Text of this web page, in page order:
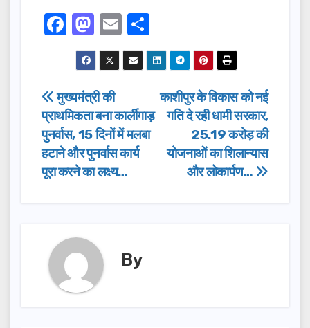
F
a
c
e
b
o
o
k
M
a
st
o
d
o
n
E
m
ail
h
ar
e
Post
navigation
काशीपुर के विकास को नई
गति दे रही धामी सरकार,
25.19 करोड़ की
योजनाओं का शिलान्यास
और लोकार्पण…
मुख्यमंत्री की
प्राथमिकता बना कार्लीगाड़
पुनर्वास, 15 दिनों में मलबा
हटाने और पुनर्वास कार्य
पूरा करने का लक्ष्य…
By